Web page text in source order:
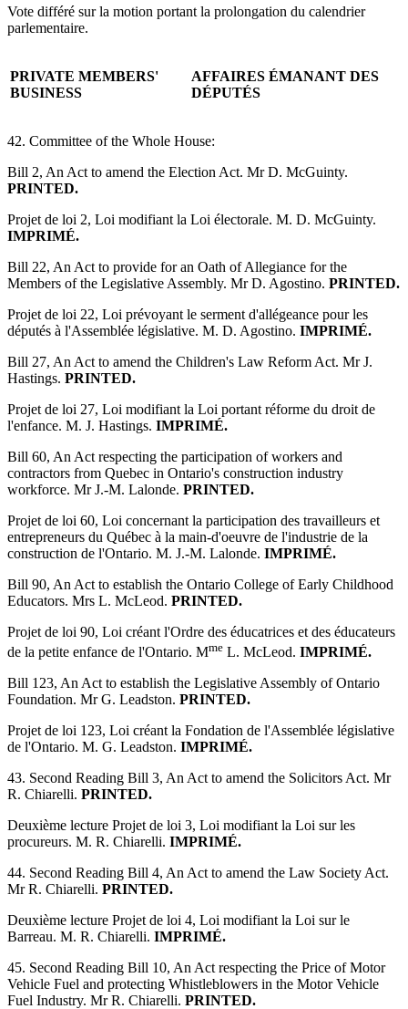
Vote différé sur la motion portant la prolongation du calendrier
parlementaire.
PRIVATE MEMBERS'
BUSINESS
AFFAIRES ÉMANANT DES
DÉPUTÉS
42. Committee of the Whole House:
Bill 2, An Act to amend the Election Act. Mr D. McGuinty.
PRINTED.
Projet de loi 2, Loi modifiant la Loi électorale. M. D. McGuinty.
IMPRIMÉ.
Bill 22, An Act to provide for an Oath of Allegiance for the
Members of the Legislative Assembly. Mr D. Agostino. PRINTED.
Projet de loi 22, Loi prévoyant le serment d'allégeance pour les
députés à l'Assemblée législative. M. D. Agostino. IMPRIMÉ.
Bill 27, An Act to amend the Children's Law Reform Act. Mr J.
Hastings. PRINTED.
Projet de loi 27, Loi modifiant la Loi portant réforme du droit de
l'enfance. M. J. Hastings. IMPRIMÉ.
Bill 60, An Act respecting the participation of workers and
contractors from Quebec in Ontario's construction industry
workforce. Mr J.-M. Lalonde. PRINTED.
Projet de loi 60, Loi concernant la participation des travailleurs et
entrepreneurs du Québec à la main-d'oeuvre de l'industrie de la
construction de l'Ontario. M. J.-M. Lalonde. IMPRIMÉ.
Bill 90, An Act to establish the Ontario College of Early Childhood
Educators. Mrs L. McLeod. PRINTED.
Projet de loi 90, Loi créant l'Ordre des éducatrices et des éducateurs
de la petite enfance de l'Ontario. Mme L. McLeod. IMPRIMÉ.
Bill 123, An Act to establish the Legislative Assembly of Ontario
Foundation. Mr G. Leadston. PRINTED.
Projet de loi 123, Loi créant la Fondation de l'Assemblée législative
de l'Ontario. M. G. Leadston. IMPRIMÉ.
43. Second Reading Bill 3, An Act to amend the Solicitors Act. Mr
R. Chiarelli. PRINTED.
Deuxième lecture Projet de loi 3, Loi modifiant la Loi sur les
procureurs. M. R. Chiarelli. IMPRIMÉ.
44. Second Reading Bill 4, An Act to amend the Law Society Act.
Mr R. Chiarelli. PRINTED.
Deuxième lecture Projet de loi 4, Loi modifiant la Loi sur le
Barreau. M. R. Chiarelli. IMPRIMÉ.
45. Second Reading Bill 10, An Act respecting the Price of Motor
Vehicle Fuel and protecting Whistleblowers in the Motor Vehicle
Fuel Industry. Mr R. Chiarelli. PRINTED.